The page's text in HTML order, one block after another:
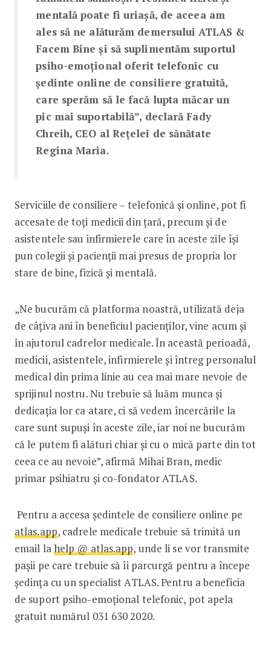
mentală poate fi uriașă, de aceea am
ales să ne alăturăm demersului ATLAS &
Facem Bine și să suplimentăm suportul
psiho-emoțional oferit telefonic cu
ședinte online de consiliere gratuită,
care sperăm să le facă lupta măcar un
pic mai suportabilă”, declară Fady
Chreih, CEO al Rețelei de sănătate
Regina Maria.
Serviciile de consiliere – telefonică și online, pot fi
accesate de toți medicii din țară, precum și de
asistentele sau infirmierele care în aceste zile își
pun colegii și pacienții mai presus de propria lor
stare de bine, fizică și mentală.
„Ne bucurăm că platforma noastră, utilizată deja
de câțiva ani în beneficiul pacienților, vine acum și
în ajutorul cadrelor medicale. În această perioadă,
medicii, asistentele, infirmierele și întreg personalul
medical din prima linie au cea mai mare nevoie de
sprijinul nostru. Nu trebuie să luăm munca și
dedicația lor ca atare, ci să vedem încercările la
care sunt supuși în aceste zile, iar noi ne bucurăm
că le putem fi alături chiar și cu o mică parte din tot
ceea ce au nevoie”, afirmă Mihai Bran, medic
primar psihiatru și co-fondator ATLAS.
Pentru a accesa ședintele de consiliere online pe
atlas.app, cadrele medicale trebuie să trimită un
email lahelp @ atlas.app, unde li se vor transmite
pașii pe care trebuie să îi parcurgă pentru a începe
ședința cu un specialist ATLAS. Pentru a beneficia
de suport psiho-emoțional telefonic, pot apela
gratuit numărul 031 630 2020.